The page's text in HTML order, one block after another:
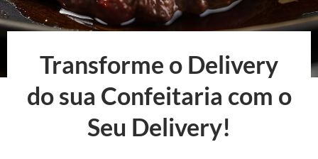
Transforme o Delivery
do sua Confeitaria com o
Seu Delivery!